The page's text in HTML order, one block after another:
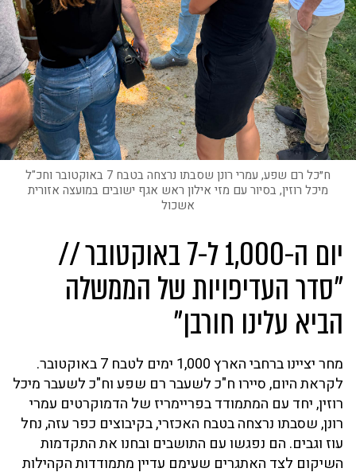
ח״כל רם שפע, עמרי רונן שסבתו נרצחה בטבח 7 באוקטובר וחכ"ל
מיכל רוזין, בסיור עם מזי אילון ראש אגף ישובים במועצה אזורית
אשכול
יום ה-1,000 ל-7 באוקטובר //
"סדר העדיפויות של הממשלה
הביא עלינו חורבן"
מחר יציינו ברחבי הארץ 1,000 ימים לטבח 7 באוקטובר.
לקראת היום, סיירו ח"כ לשעבר רם שפע וח"כ לשעבר מיכל
רוזין, יחד עם המתמודד בפריימריז של הדמוקרטים עמרי
רונן, שסבתו נרצחה בטבח האכזרי, בקיבוצים כפר עזה, נחל
עוז וגבים. הם נפגשו עם התושבים ובחנו את התקדמות
השיקום לצד האתגרים שעימם עדיין מתמודדות הקהילות